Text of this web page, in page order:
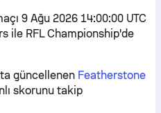
9 Ağu 2026 14:00:00 UTC
ile RFL Championship'de
güncellenen Featherstone
skorunu takip